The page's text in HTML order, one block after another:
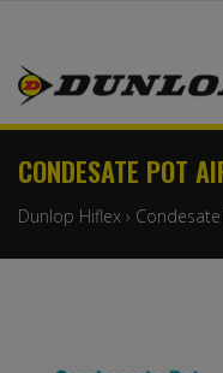
CONDESATE POT
Dunlop Hiflex ›